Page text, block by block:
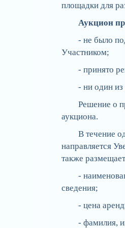
площадки для
Аукцион
- не было
Участником;
- принято
- ни один из
Решение о
аукциона.
В течение
направляется
также
-
сведения;
- цена
- фамилия,